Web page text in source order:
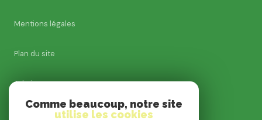
Mentions légales
Plan du site
Admin
Nos honoraires
Comme beaucoup, notre site
utilise les cookies